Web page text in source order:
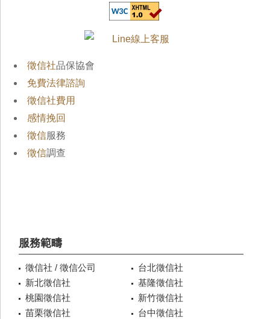
徵信社品保協會
免費法律諮詢
徵信社費用
感情挽回
徵信服務
徵信調查
服務範疇
徵信社 / 徵信公司
台北徵信社
新北徵信社
基隆徵信社
桃園徵信社
新竹徵信社
苗栗徵信社
台中徵信社